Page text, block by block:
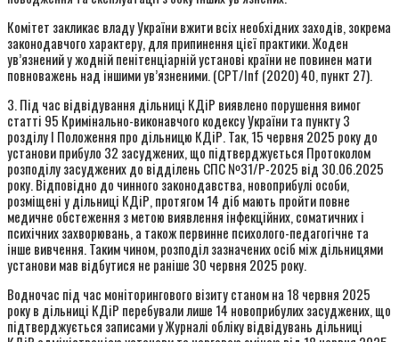
Комітет закликає владу України вжити всіх необхідних заходів, зокрема
законодавчого характеру, для припинення цієї практики. Жоден
ув’язнений у жодній пенітенціарній установі країни не повинен мати
повноважень над іншими ув’язненими. (CPT/Inf (2020) 40, пункт 27).
3. Під час відвідування дільниці КДіР виявлено порушення вимог
статті 95 Кримінально-виконавчого кодексу України та пункту 3
розділу I Положення про дільницю КДіР. Так, 15 червня 2025 року до
установи прибуло 32 засуджених, що підтверджується Протоколом
розподілу засуджених до відділень СПС №31/Р-2025 від 30.06.2025
року. Відповідно до чинного законодавства, новоприбулі особи,
розміщені у дільниці КДіР, протягом 14 діб мають пройти повне
медичне обстеження з метою виявлення інфекційних, соматичних і
психічних захворювань, а також первинне психолого-педагогічне та
інше вивчення. Таким чином, розподіл зазначених осіб між дільницями
установи мав відбутися не раніше 30 червня 2025 року.
Водночас під час моніторингового візиту станом на 18 червня 2025
року в дільниці КДіР перебували лише 14 новоприбулих засуджених, що
підтверджується записами у Журналі обліку відвідувань дільниці